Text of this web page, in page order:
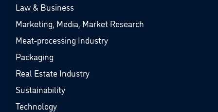
Law & Business
Marketing, Media, Market Research
Meat-processing Industry
Packaging
Real Estate Industry
Sustainability
Technology